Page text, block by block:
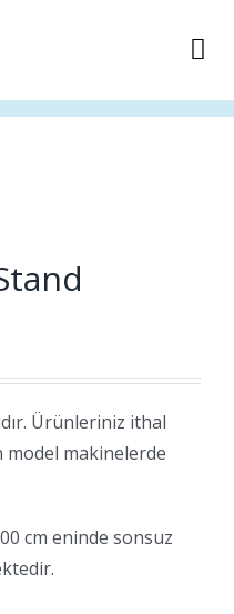
Ürünleriniz ithal
makinelerde
cm eninde sonsuz